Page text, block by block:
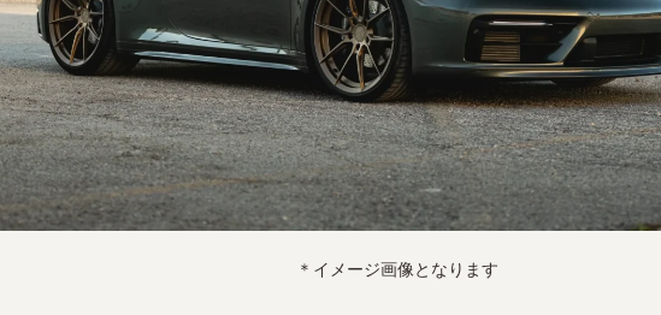
＊イメージ画像となります